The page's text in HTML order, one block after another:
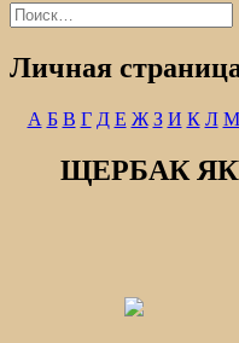
Найти:
Личная
А Б В Г Д Е Ж З И К Л М
ЩЕРБАК